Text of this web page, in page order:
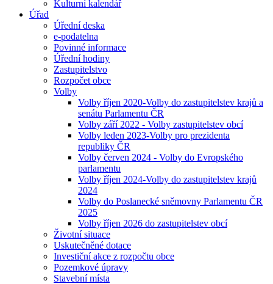
Kulturní kalendář
Úřad
Úřední deska
e-podatelna
Povinné informace
Úřední hodiny
Zastupitelstvo
Rozpočet obce
Volby
Volby říjen 2020-Volby do zastupitelstev krajů a
senátu Parlamentu ČR
Volby září 2022 - Volby zastupitelstev obcí
Volby leden 2023-Volby pro prezidenta
republiky ČR
Volby červen 2024 - Volby do Evropského
parlamentu
Volby říjen 2024-Volby do zastupitelstev krajů
2024
Volby do Poslanecké sněmovny Parlamentu ČR
2025
Volby říjen 2026 do zastupitelstev obcí
Životní situace
Uskutečněné dotace
Investiční akce z rozpočtu obce
Pozemkové úpravy
Stavební místa